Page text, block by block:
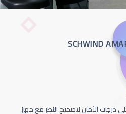
درجات الأمان لتصحيج النظر مع جهاز